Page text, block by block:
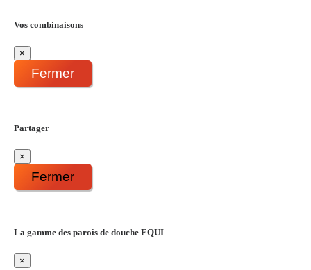
Vos combinaisons
×
Fermer
Partager
×
Fermer
La gamme des parois de douche EQUI
×